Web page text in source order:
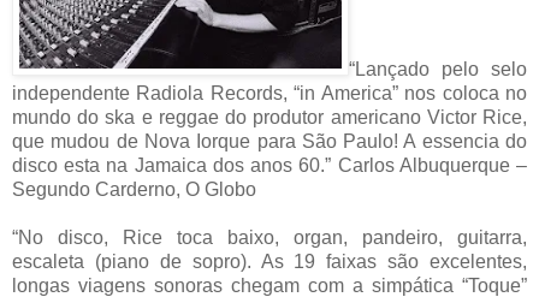
“Lançado pelo selo
independente Radiola Records, “in America” nos coloca no
mundo do ska e reggae do produtor americano Victor Rice,
que mudou de Nova Iorque para São Paulo! A essencia do
disco esta na Jamaica dos anos 60.” Carlos Albuquerque –
Segundo Carderno, O Globo
“No disco, Rice toca baixo, organ, pandeiro, guitarra,
escaleta (piano de sopro). As 19 faixas são excelentes,
longas viagens sonoras chegam com a simpática “Toque”